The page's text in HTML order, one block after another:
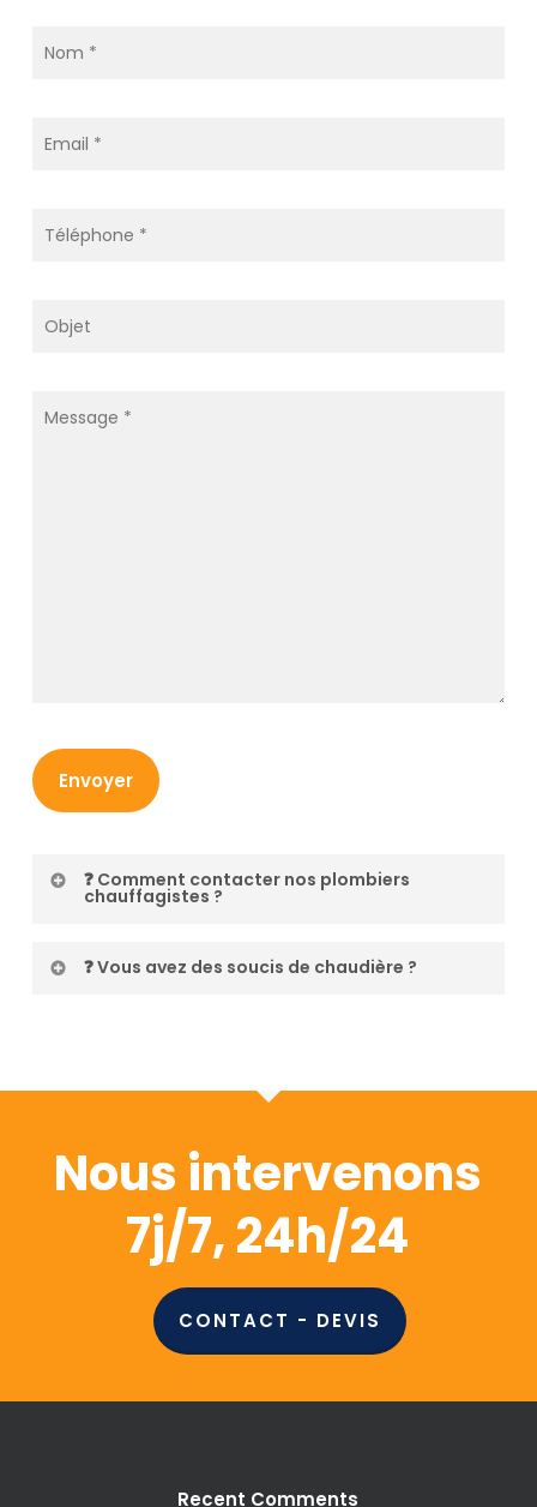
❓ Comment contacter nos plombiers
chauffagistes ?
Appelez-nous au 01 48 05 15 15 ou Contact –
❓ Vous avez des soucis de chaudière ?
rapide. Contactez nos expert en toute confiance
Nous intervenons
7j/7, 24h/24
CONTACT - DEVIS
Recent Comments